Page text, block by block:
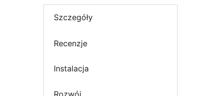
Szczegóły
Recenzje
Instalacja
Rozwój